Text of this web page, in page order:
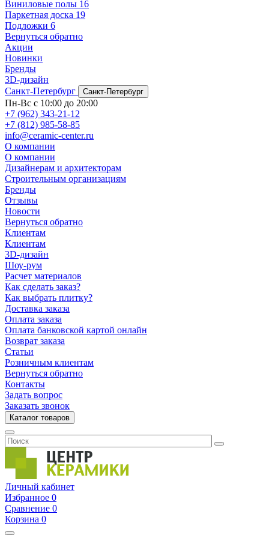
Виниловые полы 16
Паркетная доска 19
Подложки 6
Вернуться обратно
Акции
Новинки
Бренды
3D-дизайн
Санкт-Петербург
Санкт-Петербург
Пн-Вс с 10:00 до 20:00
+7 (962) 343-21-12
+7 (812) 985-58-85
info@ceramic-center.ru
О компании
О компании
Дизайнерам и архитекторам
Строительным организациям
Бренды
Отзывы
Новости
Вернуться обратно
Клиентам
Клиентам
3D-дизайн
Шоу-рум
Расчет материалов
Как сделать заказ?
Как выбрать плитку?
Доставка заказа
Оплата заказа
Оплата банковской картой онлайн
Возврат заказа
Статьи
Розничным клиентам
Вернуться обратно
Контакты
Задать вопрос
Заказать звонок
Каталог товаров
Личный кабинет
Избранное 0
Сравнение 0
Корзина 0